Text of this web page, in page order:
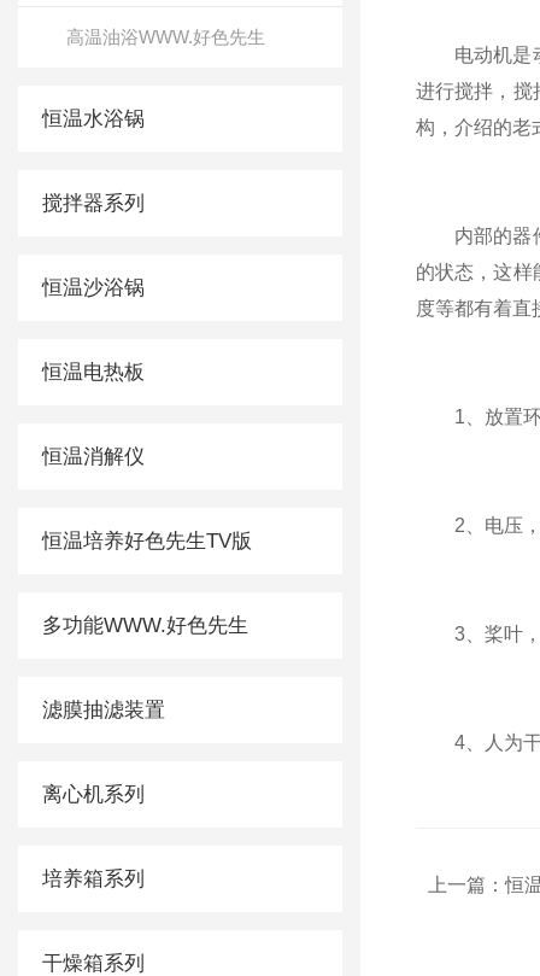
高温油浴WWW.好色先生
恒温水浴锅
搅拌器系列
恒温沙浴锅
恒温电热板
恒温消解仪
恒温培养好色先生TV版
多功能WWW.好色先生
滤膜抽滤装置
离心机系列
培养箱系列
干燥箱系列
电动机是动力
进行搅拌，
构，介绍的老
内部的器件
的状态，
度等都有着直接
1、放置环境
2、电压
3、桨叶
4、人为干
上一篇：恒